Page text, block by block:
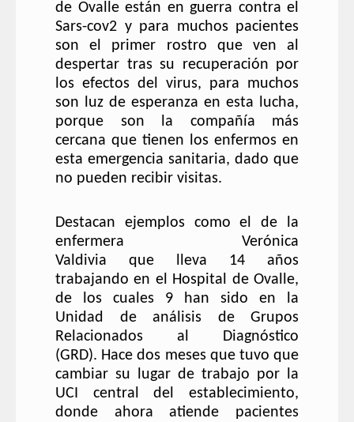
de Ovalle están en guerra contra el
Sars-cov2 y para muchos pacientes
son el primer rostro que ven al
despertar tras su recuperación por
los efectos del virus, para muchos
son luz de esperanza en esta lucha,
porque son la compañía más
cercana que tienen los enfermos en
esta emergencia sanitaria, dado que
no pueden recibir visitas.
Destacan ejemplos como el de l a
enfermera Verónica
Valdivia
que
lleva 14 años
trabajando en el Hospital de Ovalle,
de los cuales 9 han sido en la
Unidad de análisis de Grupos
Relacionados al Diagnóstico
(GRD). Hace dos meses que tuvo que
cambiar su lugar de trabajo por la
UCI central del establecimiento,
donde ahora atiende pacientes